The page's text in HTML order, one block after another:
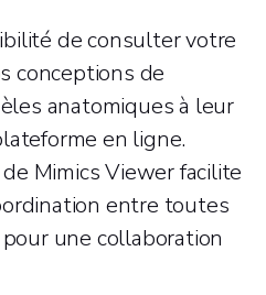
de consulter votre
conceptions de
anatomiques à leur
en ligne.
Mimics Viewer facilite
entre toutes
une collaboration